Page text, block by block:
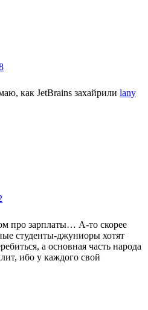
как JetBrains захайрили lany
про зарплаты… А-то скорее
студенты-джуниоры хотят
а основная часть народа
ибо у каждого свой